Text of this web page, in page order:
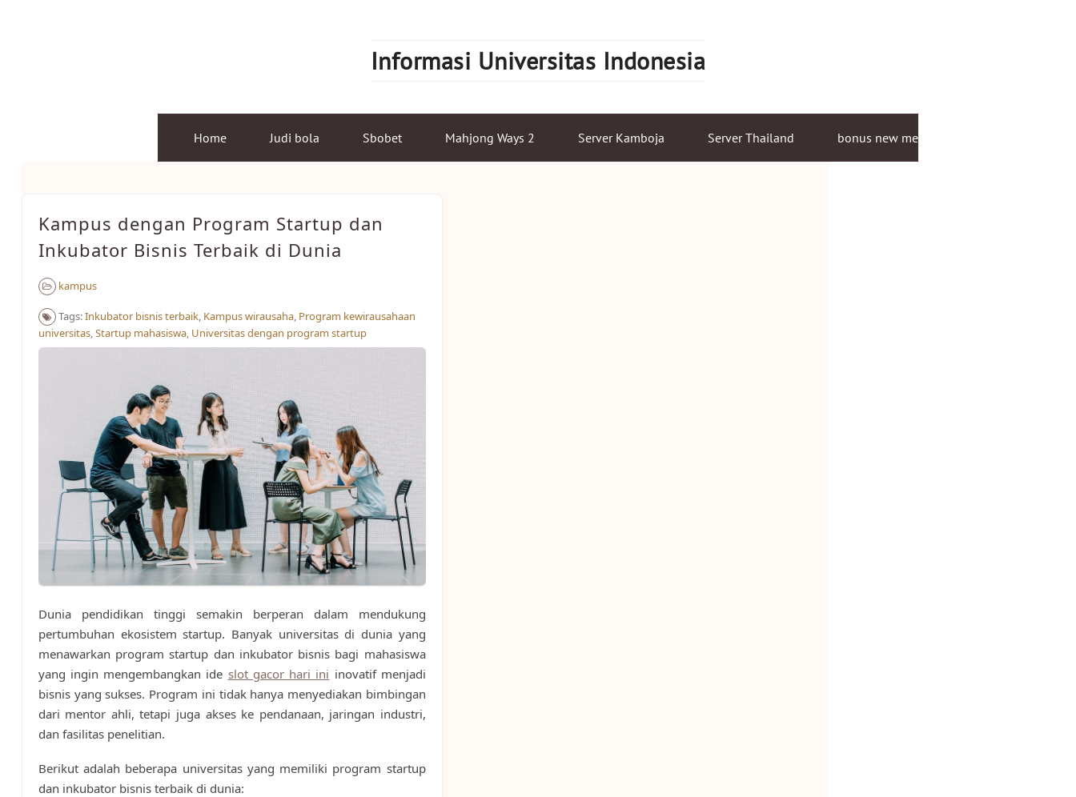
Informasi Universitas Indonesia
Home Judi bola Sbobet Mahjong Ways 2 Server Kamboja Server Thailand bonus new member
Kampus dengan Program Startup dan
Inkubator Bisnis Terbaik di Dunia
kampus
Tags:Inkubator bisnis terbaik, Kampus wirausaha, Program kewirausahaan
universitas,Startup mahasiswa, Universitas dengan program startup
Dunia pendidikan tinggi semakin berperan dalam mendukung
pertumbuhan ekosistem startup. Banyak universitas di dunia yang
menawarkan program startup dan inkubator bisnis bagi mahasiswa
yang ingin mengembangkan ide slot gacor hari ini inovatif menjadi
bisnis yang sukses. Program ini tidak hanya menyediakan bimbingan
dari mentor ahli, tetapi juga akses ke pendanaan, jaringan industri,
dan fasilitas penelitian.
Berikut adalah beberapa universitas yang memiliki program startup
dan inkubator bisnis terbaik di dunia: